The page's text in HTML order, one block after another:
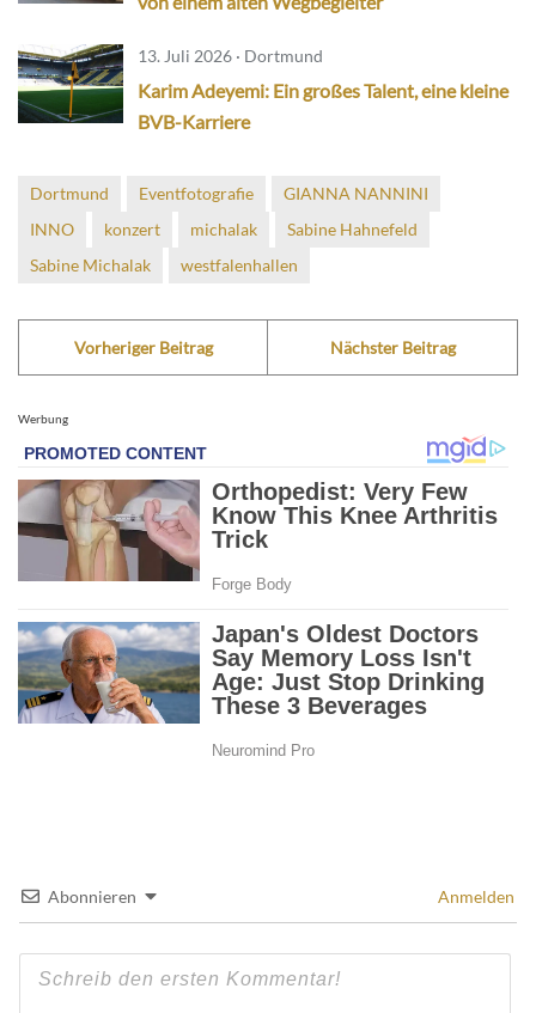
13. Juli 2026 · Dortmund
Karim Adeyemi: Ein großes Talent, eine kleine
BVB-Karriere
Dortmund Eventfotografie
GIANNA NANNINI
INNO
konzert michalak
Sabine Hahnefeld
Sabine Michalak
westfalenhallen
Vorheriger Beitrag Nächster Beitrag
Werbung
Abonnieren Anmelden